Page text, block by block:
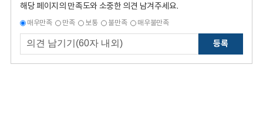
해당 페이지의 만족도와 소중한 의견 남겨주세요.
매우만족 만족 보통 불만족 매우불만족
등록